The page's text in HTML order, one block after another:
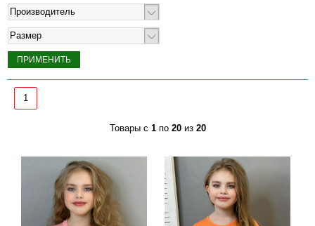
Производитель
Размер
1
Товары с 1по 20из 20